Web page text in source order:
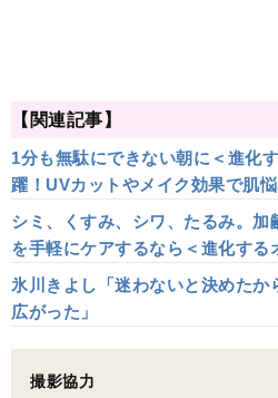
【関連記事】
1分も無駄にできない朝に＜進化
躍！UVカットやメイク効果で肌
シミ、くすみ、シワ、たるみ。加
を手軽にケアするなら＜進化する
氷川きよし「迷わないと決めたか
広がった」
撮影協力